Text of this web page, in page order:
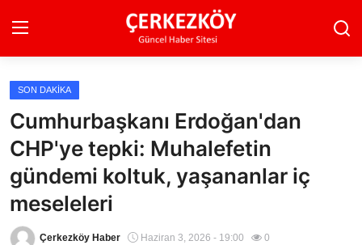
Ana Sayfa
Son Dakika
Ekonomi Haberleri
Magazin Haberleri
SON DAKIKA
Cumhurbaşkanı Erdoğan'dan
CHP'ye tepki: Muhalefetin
gündemi koltuk, yaşananlar iç
meseleleri
Çerkezköy Haber Haziran 3, 2026 - 19:00 0